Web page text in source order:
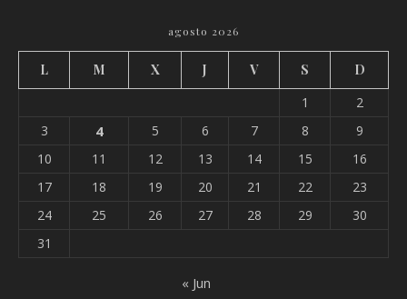
agosto 2026
L M X J V S
D
1
2
3
4 5 6 7 8
9
10
11 12 13 14 15
16
17
18 19 20 21 22
23
24
25 26 27 28 29
30
31
« Jun